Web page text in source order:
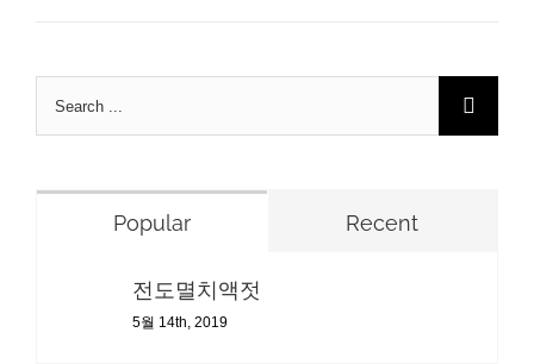
Search
Popular Recent
전도멸치액젓
5월 14th, 2019